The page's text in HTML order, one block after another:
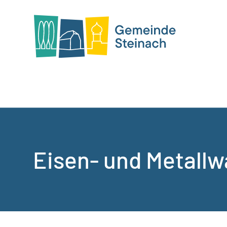
Eisen- und